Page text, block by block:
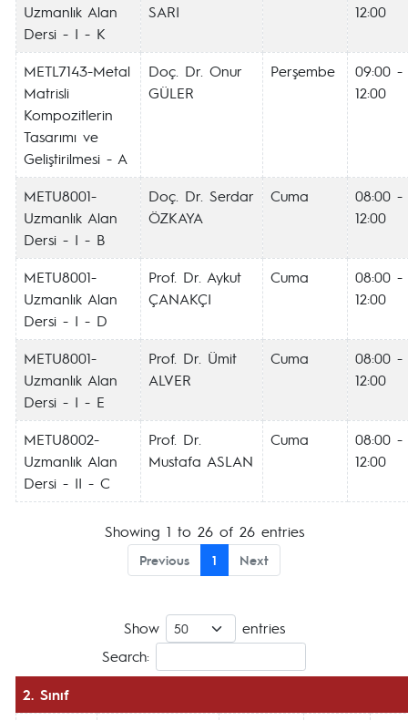
Uzmanlık Alan
Dersi - I - K
SARI
12:00
METL7143-Metal
Matrisli
Kompozitlerin
Tasarımı ve
Geliştirilmesi - A
Doç. Dr. Onur
GÜLER
Perşembe
09:00 -
12:00
METU8001-
Uzmanlık Alan
Dersi - I - B
Doç. Dr. Serdar
ÖZKAYA
Cuma
08:00 -
12:00
METU8001-
Uzmanlık Alan
Dersi - I - D
Prof. Dr. Aykut
ÇANAKÇI
Cuma
08:00 -
12:00
METU8001-
Uzmanlık Alan
Dersi - I - E
Prof. Dr. Ümit
ALVER
Cuma
08:00 -
12:00
METU8002-
Uzmanlık Alan
Dersi - II - C
Prof. Dr.
Mustafa ASLAN
Cuma
08:00 -
12:00
Showing 1 to 26 of 26 entries
Previous 1 Next
Show
entries
Search:
2. Sınıf